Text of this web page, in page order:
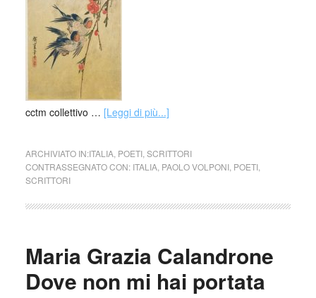
cctm collettivo … [Leggi di più...]
ARCHIVIATO IN:ITALIA, POETI, SCRITTORI
CONTRASSEGNATO CON: ITALIA, PAOLO VOLPONI, POETI,
SCRITTORI
Maria Grazia Calandrone
Dove non mi hai portata